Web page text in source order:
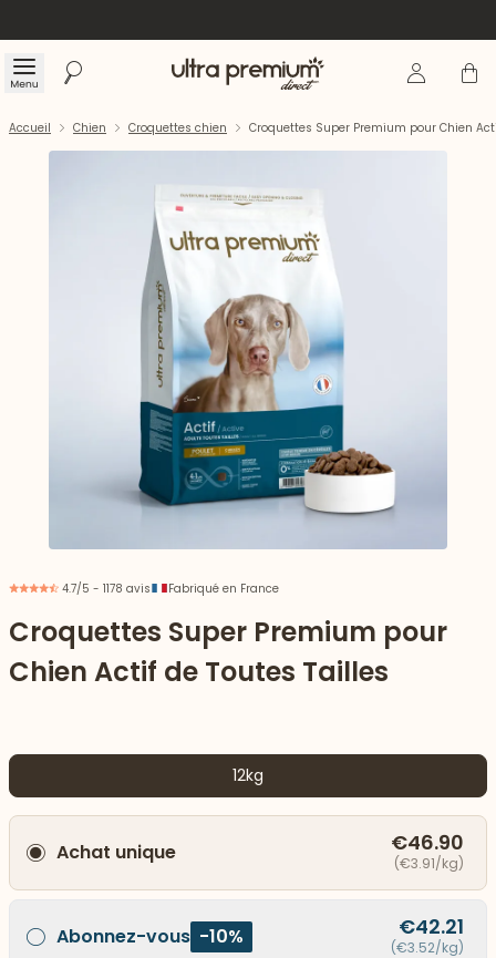
Menu Rechercher Accueil Se Panier
vers le bas
Accueil Chien Croquettes chien Croquettes Super Premium pour Chien
4.7/5 - 1178 avis Fabriqué en France
Croquettes Super Premium pour
Chien Actif de Toutes Tailles
12kg
Achat unique €46.90
(€3.91/kg)
Abonnez-vous -10% €42.21
(€3.52/kg)